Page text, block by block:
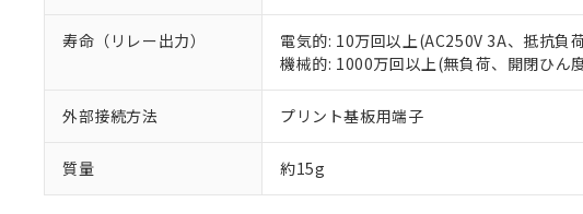
寿命（リレー出力）
電気的: 10万回以上(AC250V 3A、抵抗負
機械的: 1000万回以上(無負荷、開閉ひん
外部接続方法 プリント基板用端子
質量 約15g
混在することから備考欄に対応
既に当社にて対応品への在庫
り割愛しております。